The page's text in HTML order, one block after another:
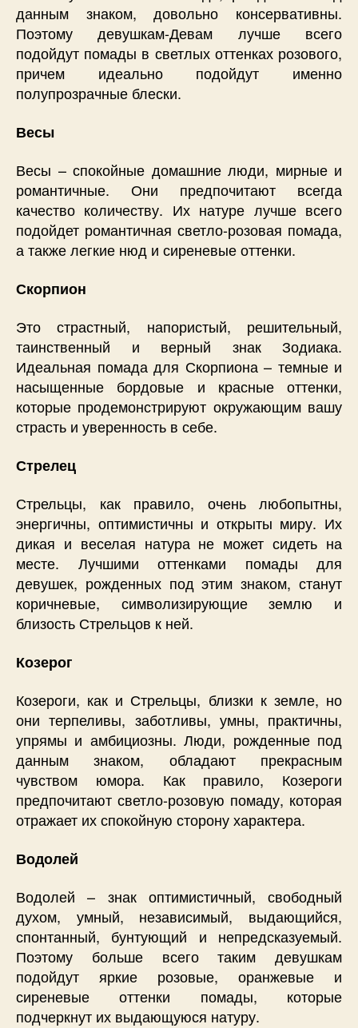
данным знаком, довольно консервативны.
Поэтому девушкам-Девам лучше всего
подойдут помады в светлых оттенках розового,
причем идеально подойдут именно
полупрозрачные блески.
Весы
Весы – спокойные домашние люди, мирные и
романтичные. Они предпочитают всегда
качество количеству. Их натуре лучше всего
подойдет романтичная светло-розовая помада,
а также легкие нюд и сиреневые оттенки.
Скорпион
Это страстный, напористый, решительный,
таинственный и верный знак Зодиака.
Идеальная помада для Скорпиона – темные и
насыщенные бордовые и красные оттенки,
которые продемонстрируют окружающим вашу
страсть и уверенность в себе.
Стрелец
Стрельцы, как правило, очень любопытны,
энергичны, оптимистичны и открыты миру. Их
дикая и веселая натура не может сидеть на
месте. Лучшими оттенками помады для
девушек, рожденных под этим знаком, станут
коричневые, символизирующие землю и
близость Стрельцов к ней.
Козерог
Козероги, как и Стрельцы, близки к земле, но
они терпеливы, заботливы, умны, практичны,
упрямы и амбициозны. Люди, рожденные под
данным знаком, обладают прекрасным
чувством юмора. Как правило, Козероги
предпочитают светло-розовую помаду, которая
отражает их спокойную сторону характера.
Водолей
Водолей – знак оптимистичный, свободный
духом, умный, независимый, выдающийся,
спонтанный, бунтующий и непредсказуемый.
Поэтому больше всего таким девушкам
подойдут яркие розовые, оранжевые и
сиреневые оттенки помады, которые
подчеркнут их выдающуюся натуру.